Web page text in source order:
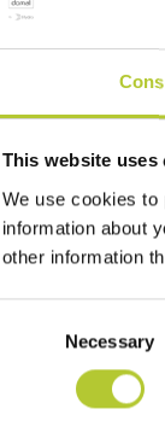
This website uses
We use cookies to
information about
other information
Necessary